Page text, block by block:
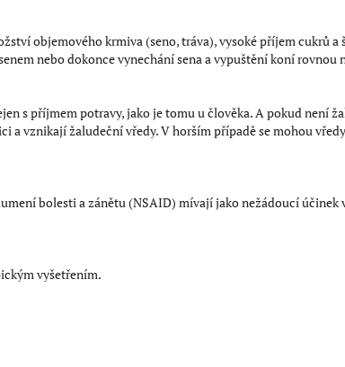
objemového krmiva (seno, tráva), vysoké příjem cukrů
nebo dokonce vynechání sena a vypuštění koní rovnou
s příjmem potravy, jako je tomu u člověka. A pokud není
vznikají žaludeční vředy. V horším případě se mohou
bolesti a zánětu (NSAID) mívají jako nežádoucí
vyšetřením.